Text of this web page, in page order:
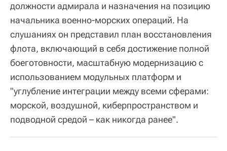
должности адмирала и назначения на позицию
начальника военно-морских операций. На
слушаниях он представил план восстановления
флота, включающий в себя достижение полной
боеготовности, масштабную модернизацию с
использованием модульных платформ и
"углубление интеграции между всеми сферами:
морской, воздушной, киберпространством и
подводной средой – как никогда ранее".